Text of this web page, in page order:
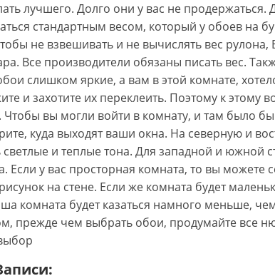
лучшего. Долго они у вас не
стандартным весом, который у обоев на
не взвешивать и не вычислять вес
Все производители обязаны писать вес.
слишком яркие, а вам в этой комнате,
и захотите их переклеить. Поэтому к этому
Чтобы вы могли войти в комнату, и там было
куда выходят ваши окна. На северную и
светлые и теплые тона. Для западной и южной
Если у вас просторная комната, то вы можете
на стене. Если же комната будет
комната будет казаться намного меньше,
прежде чем выбрать обои, продумайте все